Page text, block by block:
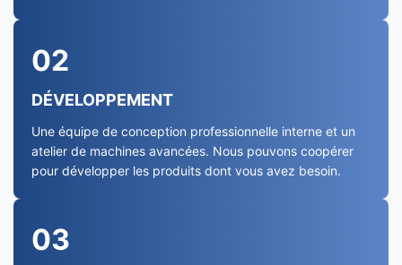
02
DÉVELOPPEMENT
Une équipe de conception professionnelle interne et un
atelier de machines avancées. Nous pouvons coopérer
pour développer les produits dont vous avez besoin.
03